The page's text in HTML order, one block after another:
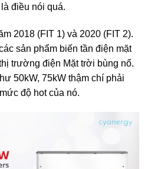
điều nói quá.
2018 (FIT 1) và 2020 (FIT 2).
sản phẩm biến tần điện mặt
trường điện Mặt trời bùng nổ.
50kW, 75kW thậm chí phải
độ hot của nó.